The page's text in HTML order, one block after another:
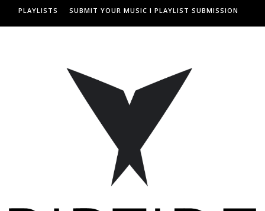
PLAYLISTS SUBMIT YOUR MUSIC I PLAYLIST SUBMISSION